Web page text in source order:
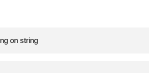
on string